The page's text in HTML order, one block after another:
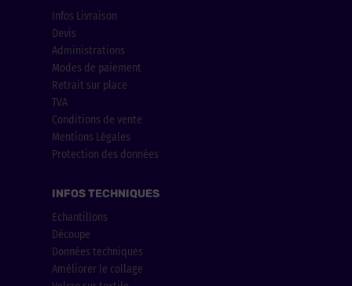
Infos Livraison
Devis
Administrations
Modes de paiement
Retrait sur place
TVA
Conditions de vente
Mentions Légales
Protection des données
INFOS TECHNIQUES
Echantillons
Découpe
Données techniques
Améliorer le collage